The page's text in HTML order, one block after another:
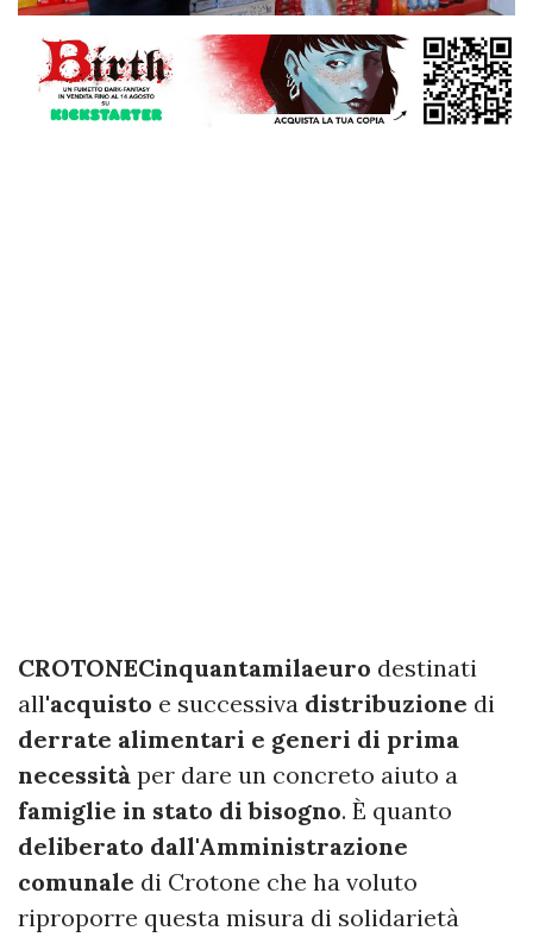
CROTONECinquantamilaeuro destinati
all'acquisto e successiva distribuzione di
derrate alimentari e generi di prima
necessità per dare un concreto aiuto a
famiglie in stato di bisogno. È quanto
deliberato dall'Amministrazione
comunale di Crotone che ha voluto
riproporre questa misura di solidarietà